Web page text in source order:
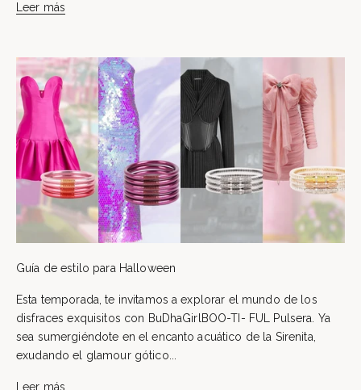
Leer más
Guía de estilo para Halloween
Esta temporada, te invitamos a explorar el mundo de los
disfraces exquisitos con BuDhaGirlBOO-TI- FUL Pulsera. Ya
sea sumergiéndote en el encanto acuático de la Sirenita,
exudando el glamour gótico...
Leer más